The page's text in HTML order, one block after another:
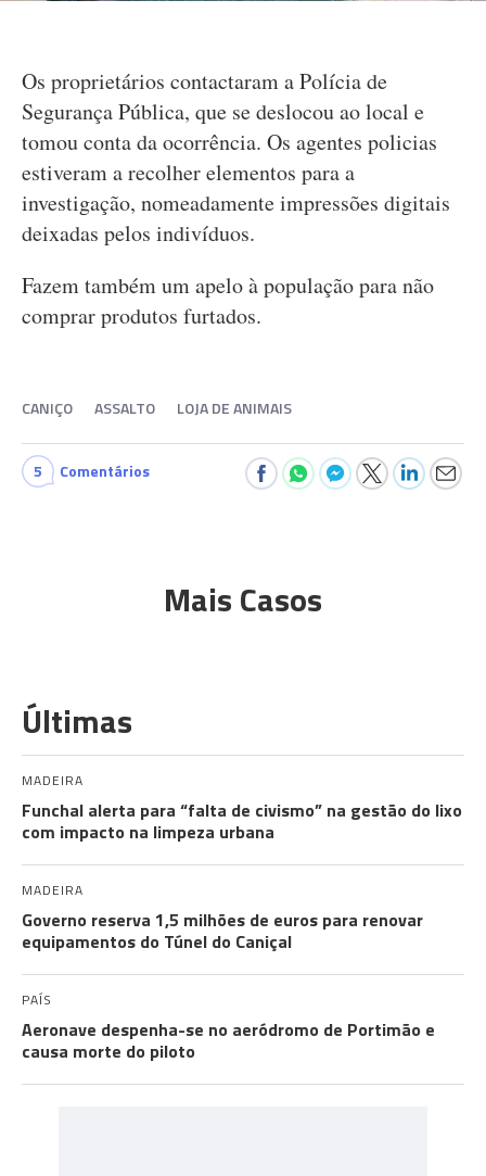
Os proprietários contactaram a Polícia de
Segurança Pública, que se deslocou ao local e
tomou conta da ocorrência. Os agentes policias
estiveram a recolher elementos para a
investigação, nomeadamente impressões digitais
deixadas pelos indivíduos.
Fazem também um apelo à população para não
comprar produtos furtados.
CANIÇO ASSALTO LOJA DE ANIMAIS
5 Comentários
Mais Casos
Últimas
MADEIRA
Funchal alerta para “falta de civismo” na gestão do lixo
com impacto na limpeza urbana
MADEIRA
Governo reserva 1,5 milhões de euros para renovar
equipamentos do Túnel do Caniçal
PAÍS
Aeronave despenha-se no aeródromo de Portimão e
causa morte do piloto